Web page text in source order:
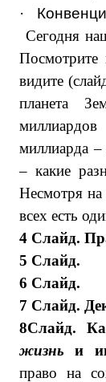
·
Сегодня
Посмотрите
видите
планета
миллиарда
– какие
Несмотря
всех есть
4 Слайд.
5 Слайд.
6 Слайд.
7 Слайд.
8Слайд.
жизнь и
право на